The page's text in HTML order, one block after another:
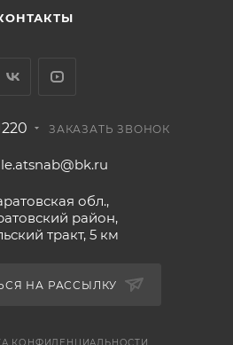
ЗАКАЗАТЬ ЗВОНОК
обл.,
район,
тракт, 5 км
НА РАССЫЛКУ